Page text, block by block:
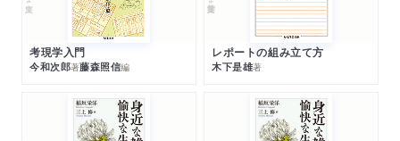
考現学入門
今和次郎著藤森照信編
レポートの組み立て方
木下是雄著